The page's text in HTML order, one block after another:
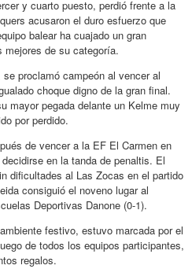
y cuarto puesto, perdió frente a la
acusaron el duro esfuerzo que
balear ha cuajado un gran
mejores de su categoría.
proclamó campeón al vencer al
choque digno de la gran final.
mayor pegada delante un Kelme muy
por perdido.
de vencer a la EF El Carmen en
en la tanda de penaltis. El
dificultades al Las Zocas en el partido
consiguió el noveno lugar al
Deportivas Danone (0-1).
festivo, estuvo marcada por el
de todos los equipos participantes,
regalos.